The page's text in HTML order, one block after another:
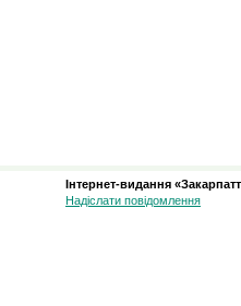
Інтернет-видання
Надіслати повідомлення